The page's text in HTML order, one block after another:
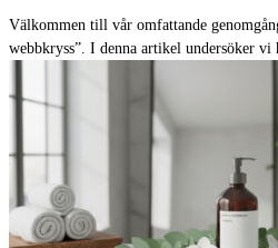
Välkommen till vår omfattande
webbkryss”. I denna artikel undersöker